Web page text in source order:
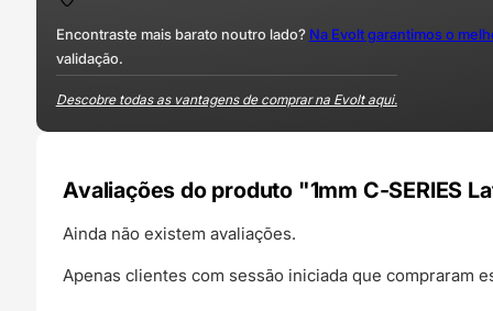
Encontraste mais barato noutro lado? Na Evolt garantimos o
validação.
Descobre todas as vantagens de comprar na Evolt aqui.
Avaliações do produto "1mm C-SERIES
Ainda não existem avaliações.
Apenas clientes com sessão iniciada que compraram